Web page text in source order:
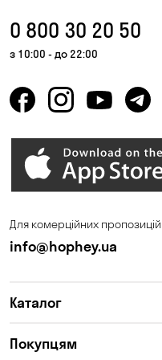
0 800 30 20 50
з 10:00 - до 22:00
Для комерційних пропозицій
info@hophey.ua
Каталог
Покупцям